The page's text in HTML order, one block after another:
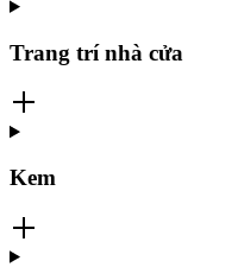
Trang trí nhà cửa
Kem